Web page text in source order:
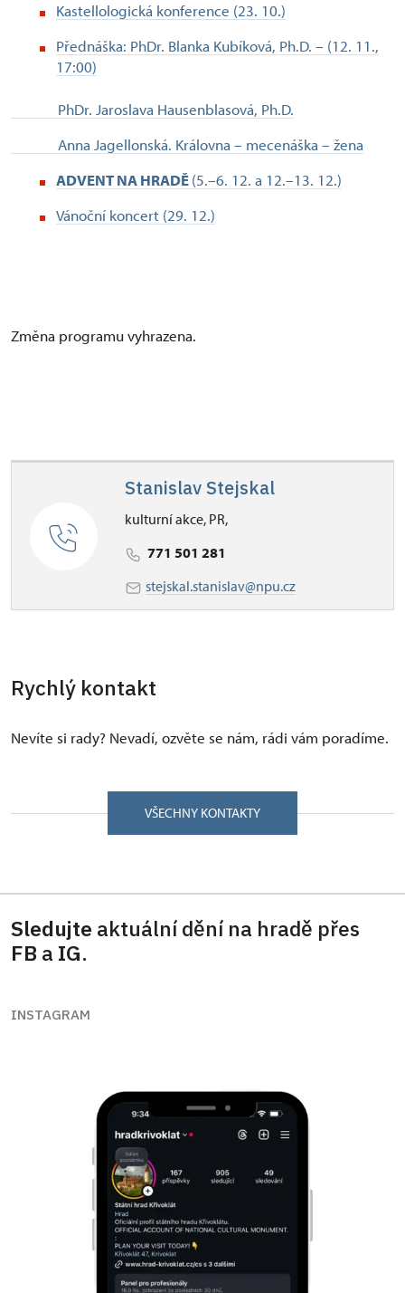
Kastellologická konference (23. 10.)
Přednáška: PhDr. Blanka Kubíková, Ph.D. – (12. 11.,
17:00)
PhDr. Jaroslava Hausenblasová, Ph.D.
Anna Jagellonská. Královna – mecenáška – žena
ADVENT NA HRADĚ(5.–6. 12. a 12.–13. 12.)
Vánoční koncert (29. 12.)
Změna programu vyhrazena.
Stanislav Stejskal
kulturní akce, PR,
771 501 281
stejskal.stanislav@npu.cz
Rychlý kontakt
Nevíte si rady? Nevadí, ozvěte se nám, rádi vám poradíme.
VŠECHNY KONTAKTY
Sledujte aktuální dění na hradě přes
FB a IG.
INSTAGRAM